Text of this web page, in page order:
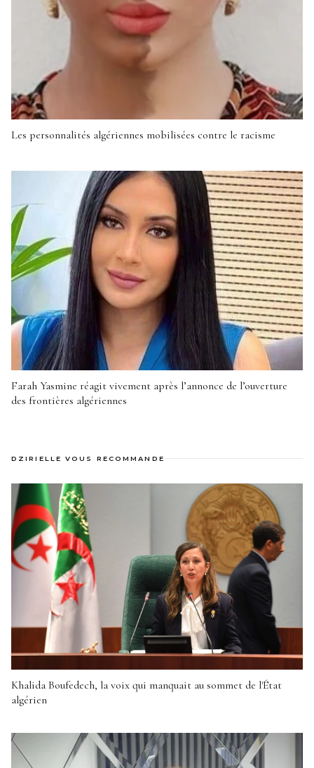
Les personnalités algériennes mobilisées contre le racisme
Farah Yasmine réagit vivement après l’annonce de l’ouverture
des frontières algériennes
DZIRIELLE VOUS RECOMMANDE
Khalida Boufedech, la voix qui manquait au sommet de l'État
algérien